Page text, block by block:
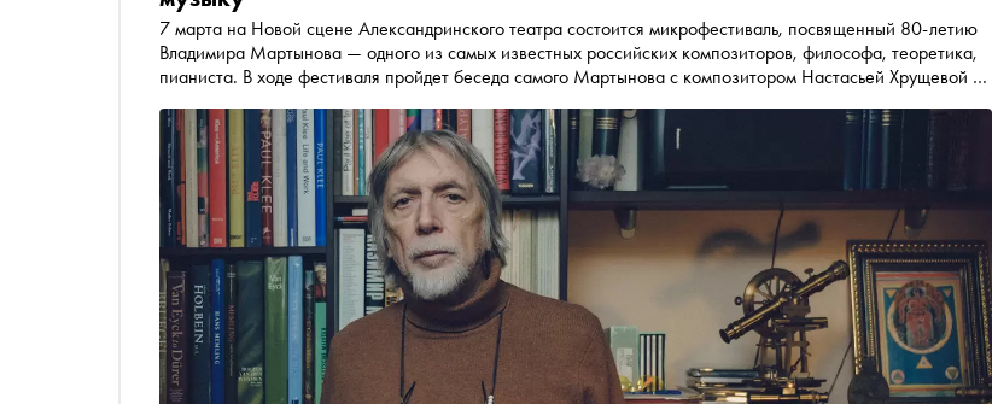
7 марта на Новой сцене Александринского театра состоится микрофестиваль, посвященный 80-летию
Владимира Мартынова — одного из самых известных российских композиторов, философа, теоретика,
пианиста. В ходе фестиваля пройдет беседа самого Мартынова с композитором Настасьей Хрущевой о
издательства «Невма» Элины Андриановой о творчестве Мартынова, а также исполнение «Переписки»
— произведения, написанного в соавторстве с Георгом Пелесицем. По просьбе «Сноба» ведущий
телеграм-канала Sobolev//Music Олег Соболев проследил творческий и биографический путь
композитора — и обнаружил показательную историю о том, как стать самим собой